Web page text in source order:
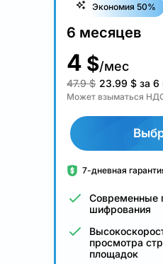
Экономия 50%
6 месяцев
4 $/мес
47.9 $ 23.99 $ за 6
Может взыматься
7-дневная
Современные
шифрования
просмотра
площадок